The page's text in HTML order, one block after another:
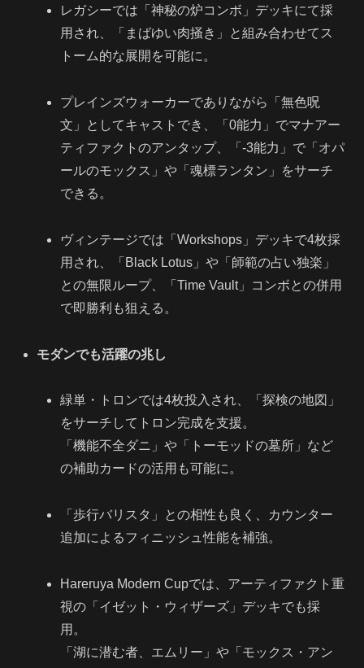
レガシーでは「神秘の炉コンボ」デッキにて採
用され、「まばゆい肉掻き」と組み合わせてス
トーム的な展開を可能に。
プレインズウォーカーでありながら「無色呪
文」としてキャストでき、「0能力」でマナアー
ティファクトのアンタップ、「-3能力」で「オパ
ールのモックス」や「魂標ランタン」をサーチ
できる。
ヴィンテージでは「Workshops」デッキで4枚採
用され、「Black Lotus」や「師範の占い独楽」
との無限ループ、「Time Vault」コンボとの併用
で即勝利も狙える。
モダンでも活躍の兆し
緑単・トロンでは4枚投入され、「探検の地図」
をサーチしてトロン完成を支援。
「機能不全ダニ」や「トーモッドの墓所」など
の補助カードの活用も可能に。
「歩行バリスタ」との相性も良く、カウンター
追加によるフィニッシュ性能を補強。
Hareruya Modern Cupでは、アーティファクト重
視の「イゼット・ウィザーズ」デッキでも採
用。
「湖に潜む者、エムリー」や「モックス・アン